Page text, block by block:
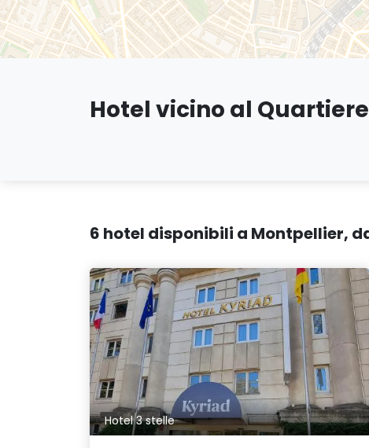
Hotel vicino al
6 hotel disponibili a Montpellier,
Hotel 3 stelle